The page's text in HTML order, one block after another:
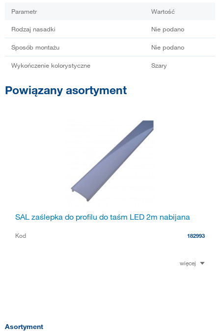
Parametr Wartość
Rodzaj nasadki Nie podano
Sposób montażu Nie podano
Wykończenie kolorystyczne Szary
Powiązany asortyment
SAL zaślepka do profilu do taśm LED 2m nabijana
Kod 182993
więcej
Asortyment